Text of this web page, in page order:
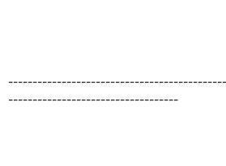
-----------------------------------